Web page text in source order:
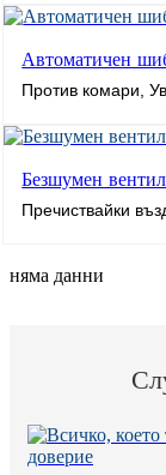
Автоматичен
Против комари,
Безшумен
Пречиствайки
няма данни